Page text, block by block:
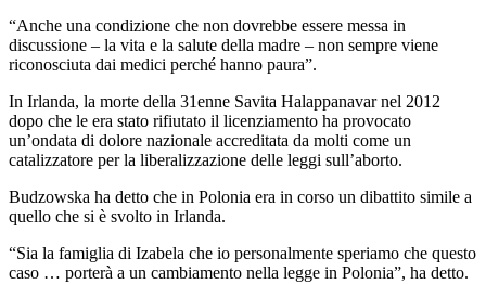
“Anche una condizione che non dovrebbe essere messa in
discussione – la vita e la salute della madre – non sempre viene
riconosciuta dai medici perché hanno paura”.
In Irlanda, la morte della 31enne Savita Halappanavar nel 2012
dopo che le era stato rifiutato il licenziamento ha provocato
un’ondata di dolore nazionale accreditata da molti come un
catalizzatore per la liberalizzazione delle leggi sull’aborto.
Budzowska ha detto che in Polonia era in corso un dibattito simile a
quello che si è svolto in Irlanda.
“Sia la famiglia di Izabela che io personalmente speriamo che questo
caso … porterà a un cambiamento nella legge in Polonia”, ha detto.